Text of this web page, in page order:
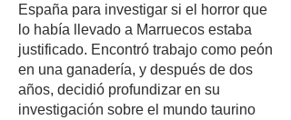
España para investigar si el horror que
lo había llevado a Marruecos estaba
justificado. Encontró trabajo como peón
en una ganadería, y después de dos
años, decidió profundizar en su
investigación sobre el mundo taurino